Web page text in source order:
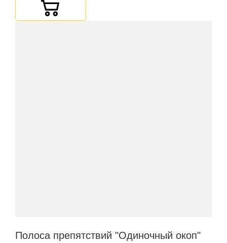
Полоса препятствий "Одиночный окоп"